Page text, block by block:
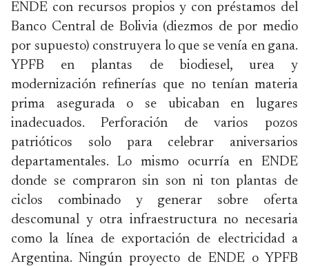
ENDE con recursos propios y con préstamos del
Banco Central de Bolivia (diezmos de por medio
por supuesto) construyera lo que se venía en gana.
YPFB en plantas de biodiesel, urea y
modernización refinerías que no tenían materia
prima asegurada o se ubicaban en lugares
inadecuados. Perforación de varios pozos
patrióticos solo para celebrar aniversarios
departamentales. Lo mismo ocurría en ENDE
donde se compraron sin son ni ton plantas de
ciclos combinado y generar sobre oferta
descomunal y otra infraestructura no necesaria
como la línea de exportación de electricidad a
Argentina. Ningún proyecto de ENDE o YPFB